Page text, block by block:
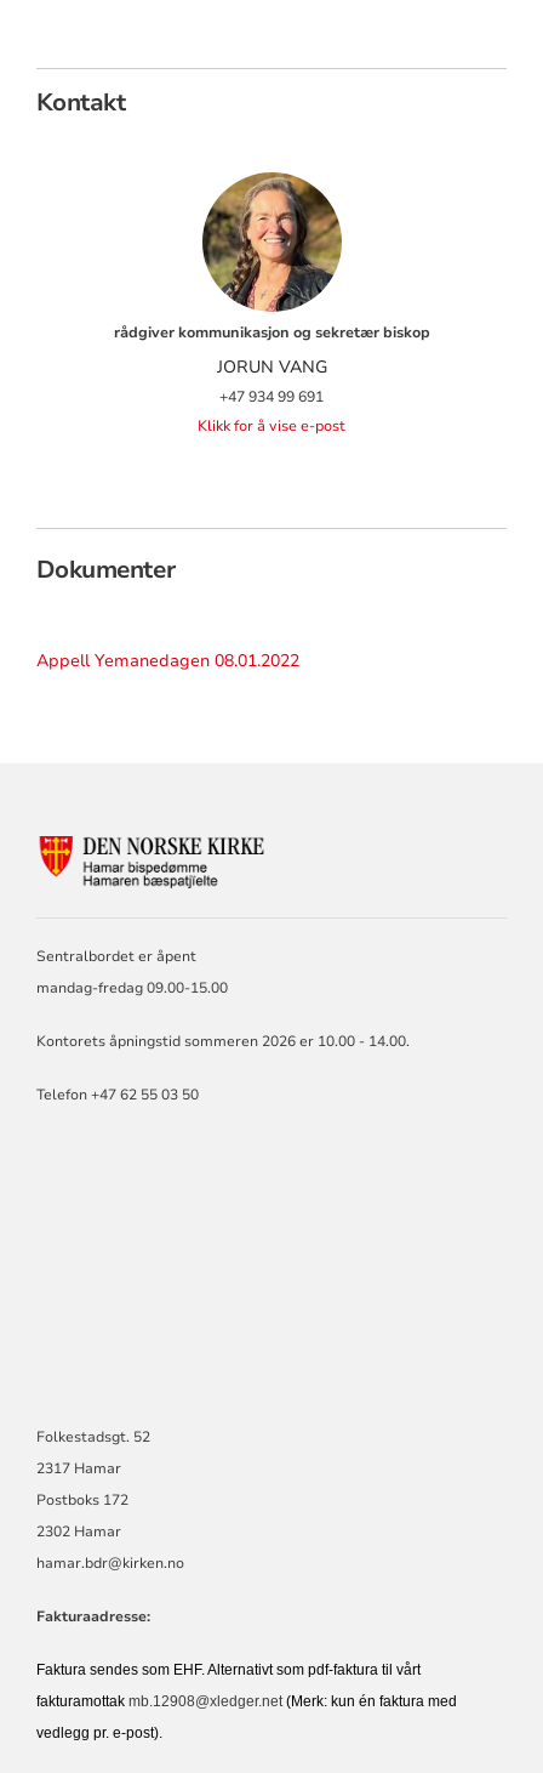
Kontakt
rådgiver kommunikasjon og sekretær biskop
JORUN VANG
+47 934 99 691
Klikk for å vise e-post
Dokumenter
Appell Yemanedagen 08.01.2022
Sentralbordet er åpent
mandag-fredag 09.00-15.00
Kontorets åpningstid sommeren 2026 er 10.00 - 14.00.
Telefon +47 62 55 03 50
Folkestadsgt. 52
2317 Hamar
Postboks 172
2302 Hamar
hamar.bdr@kirken.no
Fakturaadresse:
Faktura sendes som EHF. Alternativt som pdf-faktura til vårt
fakturamottak mb.12908@xledger.net(Merk: kun én faktura med
vedlegg pr. e-post).